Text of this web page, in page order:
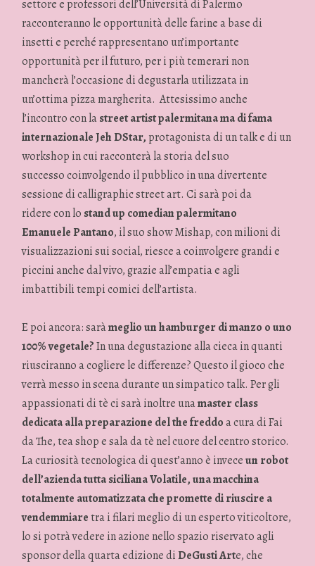
settore e professori dell’Università di Palermo
racconteranno le opportunità delle farine a base di
insetti e perché rappresentano un’importante
opportunità per il futuro, per i più temerari non
mancherà l’occasione di degustarla utilizzata in
un’ottima pizza margherita. Attesissimo anche
l’incontro con lastreet artist palermitana ma di fama
internazionale Jeh DStar, protagonista di un talk e di un
workshop in cui racconterà la storia del suo
successo coinvolgendo il pubblico in una divertente
sessione di calligraphic street art. Ci sarà poi da
ridere con lo stand up comedian palermitano
Emanuele Pantano, il suo show Mishap, con milioni di
visualizzazioni sui social, riesce a coinvolgere grandi e
piccini anche dal vivo, grazie all’empatia e agli
imbattibili tempi comici dell’artista.
E poi ancora: saràmeglio un hamburger di manzo o uno
100% vegetale?In una degustazione alla cieca in quanti
riusciranno a cogliere le differenze? Questo il gioco che
verrà messo in scena durante un simpatico talk. Per gli
appassionati di tè ci sarà inoltre unamaster class
dedicata alla preparazione del the freddo a cura di Fai
da The, tea shop e sala da tè nel cuore del centro storico.
La curiosità tecnologica di quest’anno è inveceun robot
dell’azienda tutta siciliana Volatile, una macchina
totalmente automatizzata che promette di riuscire a
vendemmiare tra i filari meglio di un esperto viticoltore,
lo si potrà vedere in azione nello spazio riservato agli
sponsor della quarta edizione diDeGusti Arte, che